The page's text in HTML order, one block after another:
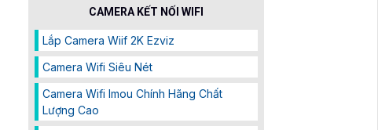
CAMERA KẾT NỐI WIFI
Lắp Camera Wiif 2K Ezviz
Camera Wifi Siêu Nét
Camera Wifi Imou Chính Hãng Chất
Lượng Cao